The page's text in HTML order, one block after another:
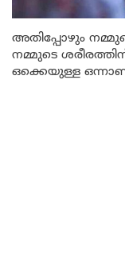
അതിപ്പോഴും
നമ്മുടെ
ഒക്കെയുള്ള